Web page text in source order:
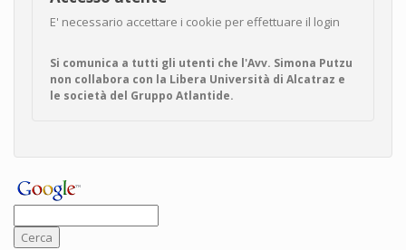
E' necessario accettare i cookie per effettuare il login
Si comunica a tutti gli utenti che l'Avv. Simona Putzu
non collabora con la Libera Università di Alcatraz e
le società del Gruppo Atlantide.